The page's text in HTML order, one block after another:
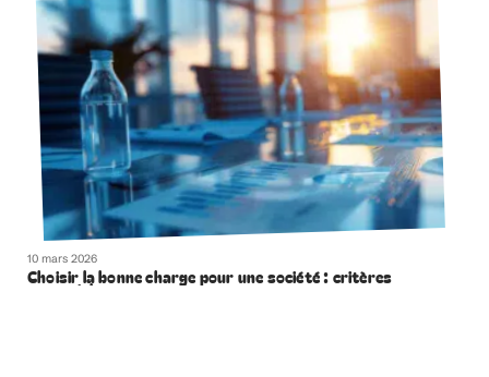
10 mars 2026
Choisir la bonne charge pour une société : critères
essentiels